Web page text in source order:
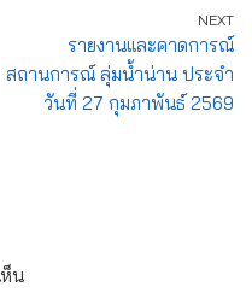
NEXT
รายงานและคาดการณ์
สถานการณ์ ลุ่มน้ำน่าน ประจำ
วันที่ 27 กุมภาพันธ์ 2569
น